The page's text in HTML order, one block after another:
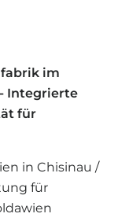
im
Integrierte
für
in Chisinau /
für